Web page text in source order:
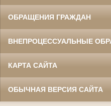
ОБРАЩЕНИЯ ГРАЖДАН
ВНЕПРОЦЕССУАЛЬНЫЕ
КАРТА САЙТА
ОБЫЧНАЯ ВЕРСИЯ САЙТА